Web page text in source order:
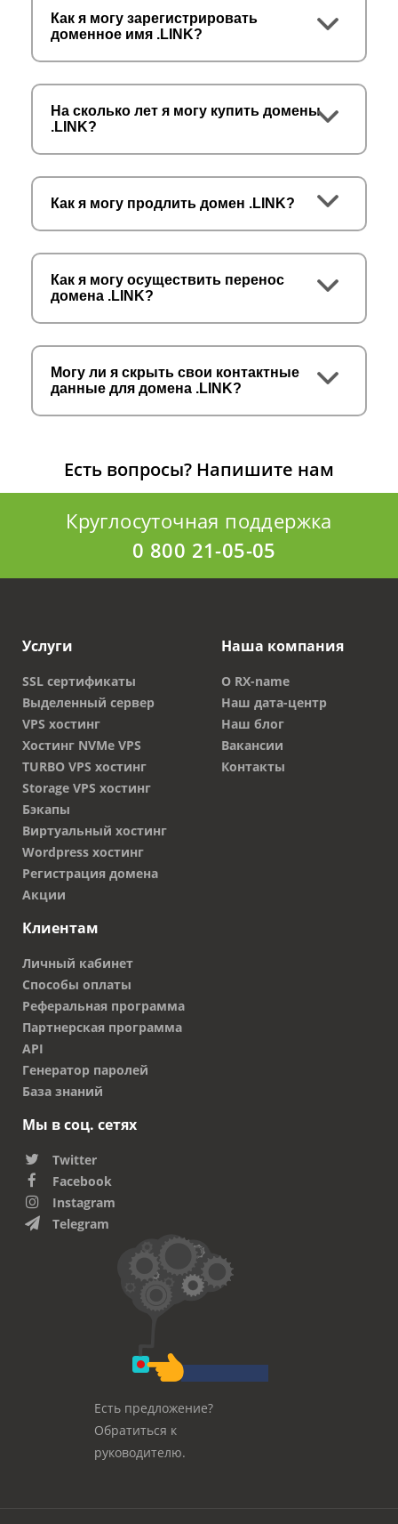
Как я могу зарегистрировать
доменное имя .LINK?
На сколько лет я могу купить домены
.LINK?
Как я могу продлить домен .LINK?
Как я могу осуществить перенос
домена .LINK?
Могу ли я скрыть свои контактные
данные для домена .LINK?
Есть вопросы? Напишите нам
Круглосуточная поддержка
0 800 21-05-05
Услуги
SSL сертификаты
Выделенный сервер
VPS хостинг
Хостинг NVMe VPS
TURBO VPS хостинг
Storage VPS хостинг
Бэкапы
Виртуальный хостинг
Wordpress хостинг
Регистрация домена
Акции
Наша компания
О RX-name
Наш дата-центр
Наш блог
Вакансии
Контакты
Клиентам
Личный кабинет
Способы оплаты
Реферальная программа
Партнерская программа
API
Генератор паролей
База знаний
Мы в соц. сетях
Twitter
Facebook
Instagram
Telegram
Есть предложение?
Обратиться к
руководителю.